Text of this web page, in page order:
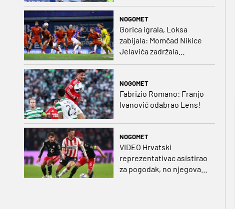
NOGOMET
Gorica igrala, Loksa
zabijala: Momčad Nikice
Jelavića zadržala
stopostotni učinak
NOGOMET
Fabrizio Romano: Franjo
Ivanović odabrao Lens!
NOGOMET
VIDEO Hrvatski
reprezentativac asistirao
za pogodak, no njegova